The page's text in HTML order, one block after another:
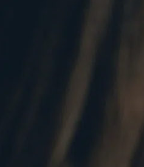
Yu.eat is eind 2022
500 partnerrestaurants in
België en Duitsland. Deze
Restaurateurs werken in